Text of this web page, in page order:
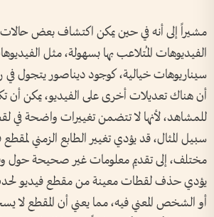
مشيراً إلى أنه في حين يمكن اكتشاف بعض حالات
الفيديوهات المُتلاعب بها بسهولة، مثل
سيناريوهات خيالية، كوجود ديناصور يتجول في
أن هناك تعديلات أخرى على الفيديو، يمكن
للمشاهد، لأنها لا تتضمن تغييرات واضحة في
سبيل المثال، قد يؤدي تغيير الطابع الزمني
مختلف، إلى تقديم معلومات غير صحيحة حول
يؤدي حذف لقطات معينة من مقطع فيديو لحدث
أو الشخص المعني فيه، مما يعني أن المقطع لا